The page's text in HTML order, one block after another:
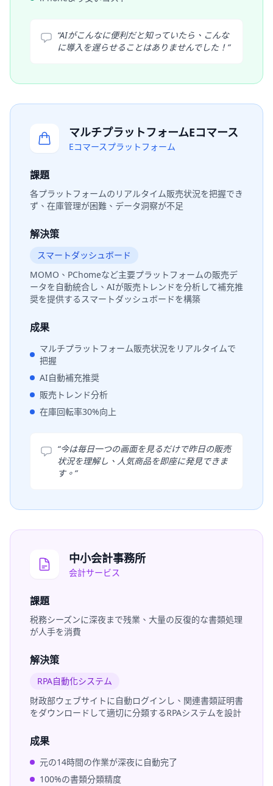
“AIがこんなに便利だと知っていたら、こんな
に導入を遅らせることはありませんでした！ ”
マルチプラットフォームEコマース
Eコマースプラットフォーム
課題
各プラットフォームのリアルタイム販売状況を把握でき
ず、在庫管理が困難、データ洞察が不足
解決策
スマートダッシュボード
MOMO、PChomeなど主要プラットフォームの販売デ
ータを自動統合し、AIが販売トレンドを分析して補充推
奨を提供するスマートダッシュボードを構築
成果
マルチプラットフォーム販売状況をリアルタイムで
把握
AI自動補充推奨
販売トレンド分析
在庫回転率30%向上
“今は毎日一つの画面を見るだけで昨日の販売
状況を理解し、人気商品を即座に発見できま
す。 ”
中小会計事務所
会計サービス
課題
税務シーズンに深夜まで残業、大量の反復的な書類処理
が人手を消費
解決策
RPA自動化システム
財政部ウェブサイトに自動ログインし、関連書類証明書
をダウンロードして適切に分類するRPAシステムを設計
成果
元の14時間の作業が深夜に自動完了
100%の書類分類精度